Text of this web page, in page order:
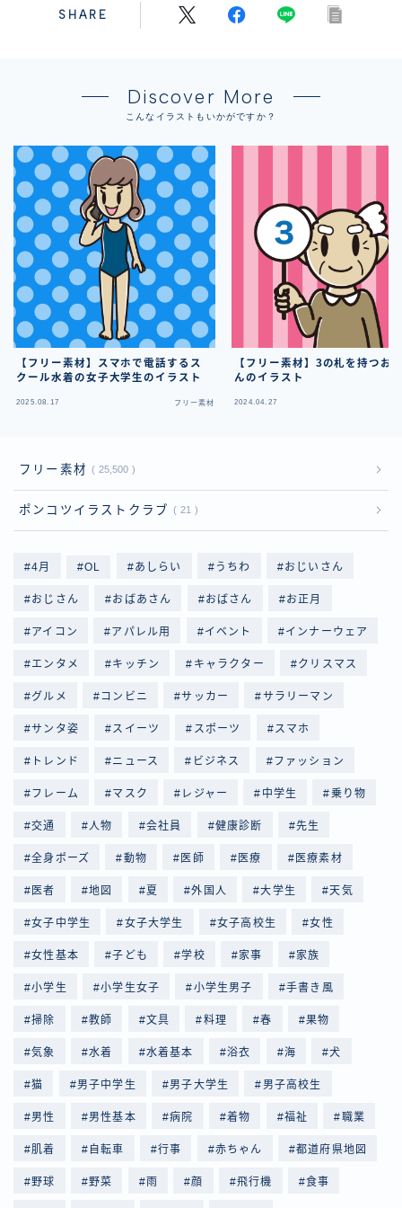
SHARE
Discover More
こんなイラストもいかがですか？
【フリー素材】スマホで電話するス
クール水着の女子大学生のイラスト
2025.08.17 フリー素材
【フリー素材】3の札を持つお
んのイラスト
2024.04.27
フリー素材 25,500
ポンコツイラストクラブ 21
4月 OL あしらい うちわ おじいさん
おじさん おばあさん おばさん お正月
アイコン アパレル用 イベント インナーウェア
エンタメ キッチン キャラクター クリスマス
グルメ コンビニ サッカー サラリーマン
サンタ姿 スイーツ スポーツ スマホ
トレンド ニュース ビジネス ファッション
フレーム マスク レジャー 中学生 乗り物
交通 人物 会社員 健康診断 先生
全身ポーズ 動物 医師 医療 医療素材
医者 地図 夏 外国人 大学生 天気
女子中学生 女子大学生 女子高校生 女性
女性基本 子ども 学校 家事 家族
小学生 小学生女子 小学生男子 手書き風
掃除 教師 文具 料理 春 果物
気象 水着 水着基本 浴衣 海 犬
猫 男子中学生 男子大学生 男子高校生
男性 男性基本 病院 着物 福祉 職業
肌着 自転車 行事 赤ちゃん 都道府県地図
野球 野菜 雨 顔 飛行機 食事